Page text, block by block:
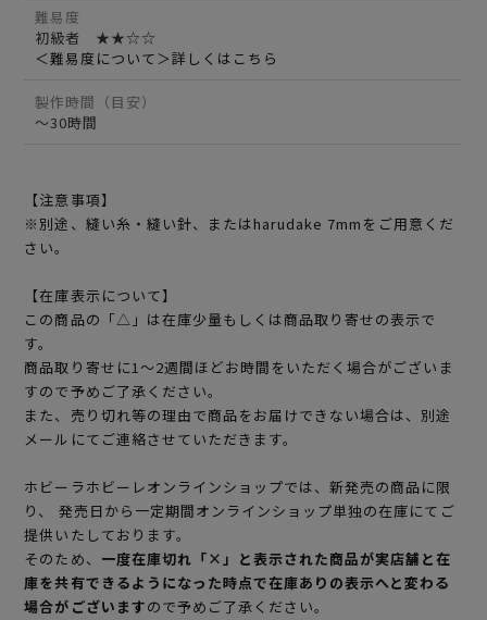
難易度
初級者 ★★☆☆
＜難易度について＞詳しくはこちら
製作時間（目安）
～30時間
【注意事項】
※別途、縫い糸・縫い針、またはharudake 7mmをご用意くだ
さい。
【在庫表示について】
この商品の「△」は在庫少量もしくは商品取り寄せの表示で
す。
商品取り寄せに1～2週間ほどお時間をいただく場合がございま
すので予めご了承ください。
また、売り切れ等の理由で商品をお届けできない場合は、別途
メールにてご連絡させていただきます。
ホビーラホビーレオンラインショップでは、新発売の商品に限
り、 発売日から一定期間オンラインショップ単独の在庫にてご
提供いたしております。
そのため、 一度在庫切れ「×」と表示された商品が実店舗と在
庫を共有できるようになった時点で在庫ありの表示へと変わる
場合がございますので予めご了承ください。